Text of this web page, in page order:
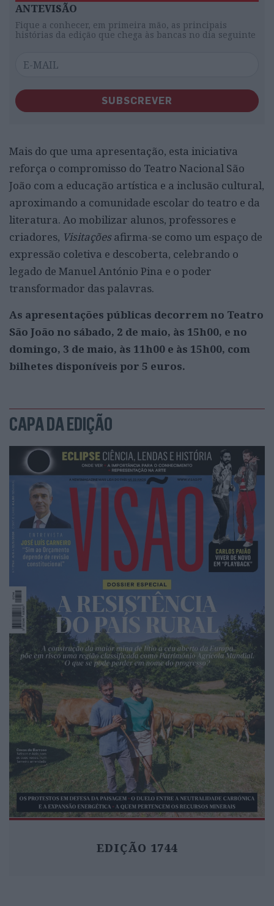
ANTEVISÃO
Fique a conhecer, em primeira mão, as principais
histórias da edição que chega às bancas no dia seguinte
SUBSCREVER
Mais do que uma apresentação, esta iniciativa
reforça o compromisso do Teatro Nacional São
João com a educação artística e a inclusão cultural,
aproximando a comunidade escolar do teatro e da
literatura. Ao mobilizar alunos, professores e
criadores, Visitações afirma-se como um espaço de
expressão coletiva e descoberta, celebrando o
legado de Manuel António Pina e o poder
transformador das palavras.
As apresentações públicas decorrem no Teatro
São João no sábado, 2 de maio, às 15h00, e no
domingo, 3 de maio, às 11h00 e às 15h00, com
bilhetes disponíveis por 5 euros.
CAPA DA EDIÇÃO
EDIÇÃO 1744